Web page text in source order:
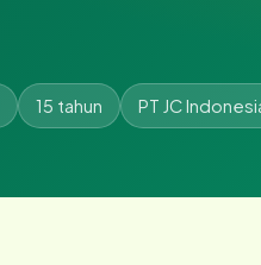
15 tahun PT JC